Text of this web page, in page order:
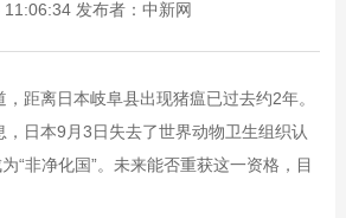
发布者：中新网
离日本岐阜县出现猪瘟已过去约2年。
，日本9月3日失去了世界动物卫生组织认
“非净化国”。未来能否重获这一资格，目